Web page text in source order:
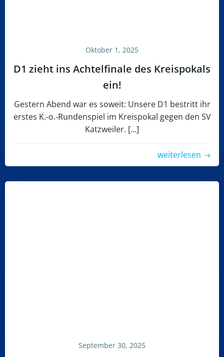
Oktober 1, 2025
D1 zieht ins Achtelfinale des Kreispokals
ein!
Gestern Abend war es soweit: Unsere D1 bestritt ihr
erstes K.-o.-Rundenspiel im Kreispokal gegen den SV
Katzweiler. […]
weiterlesen
September 30, 2025